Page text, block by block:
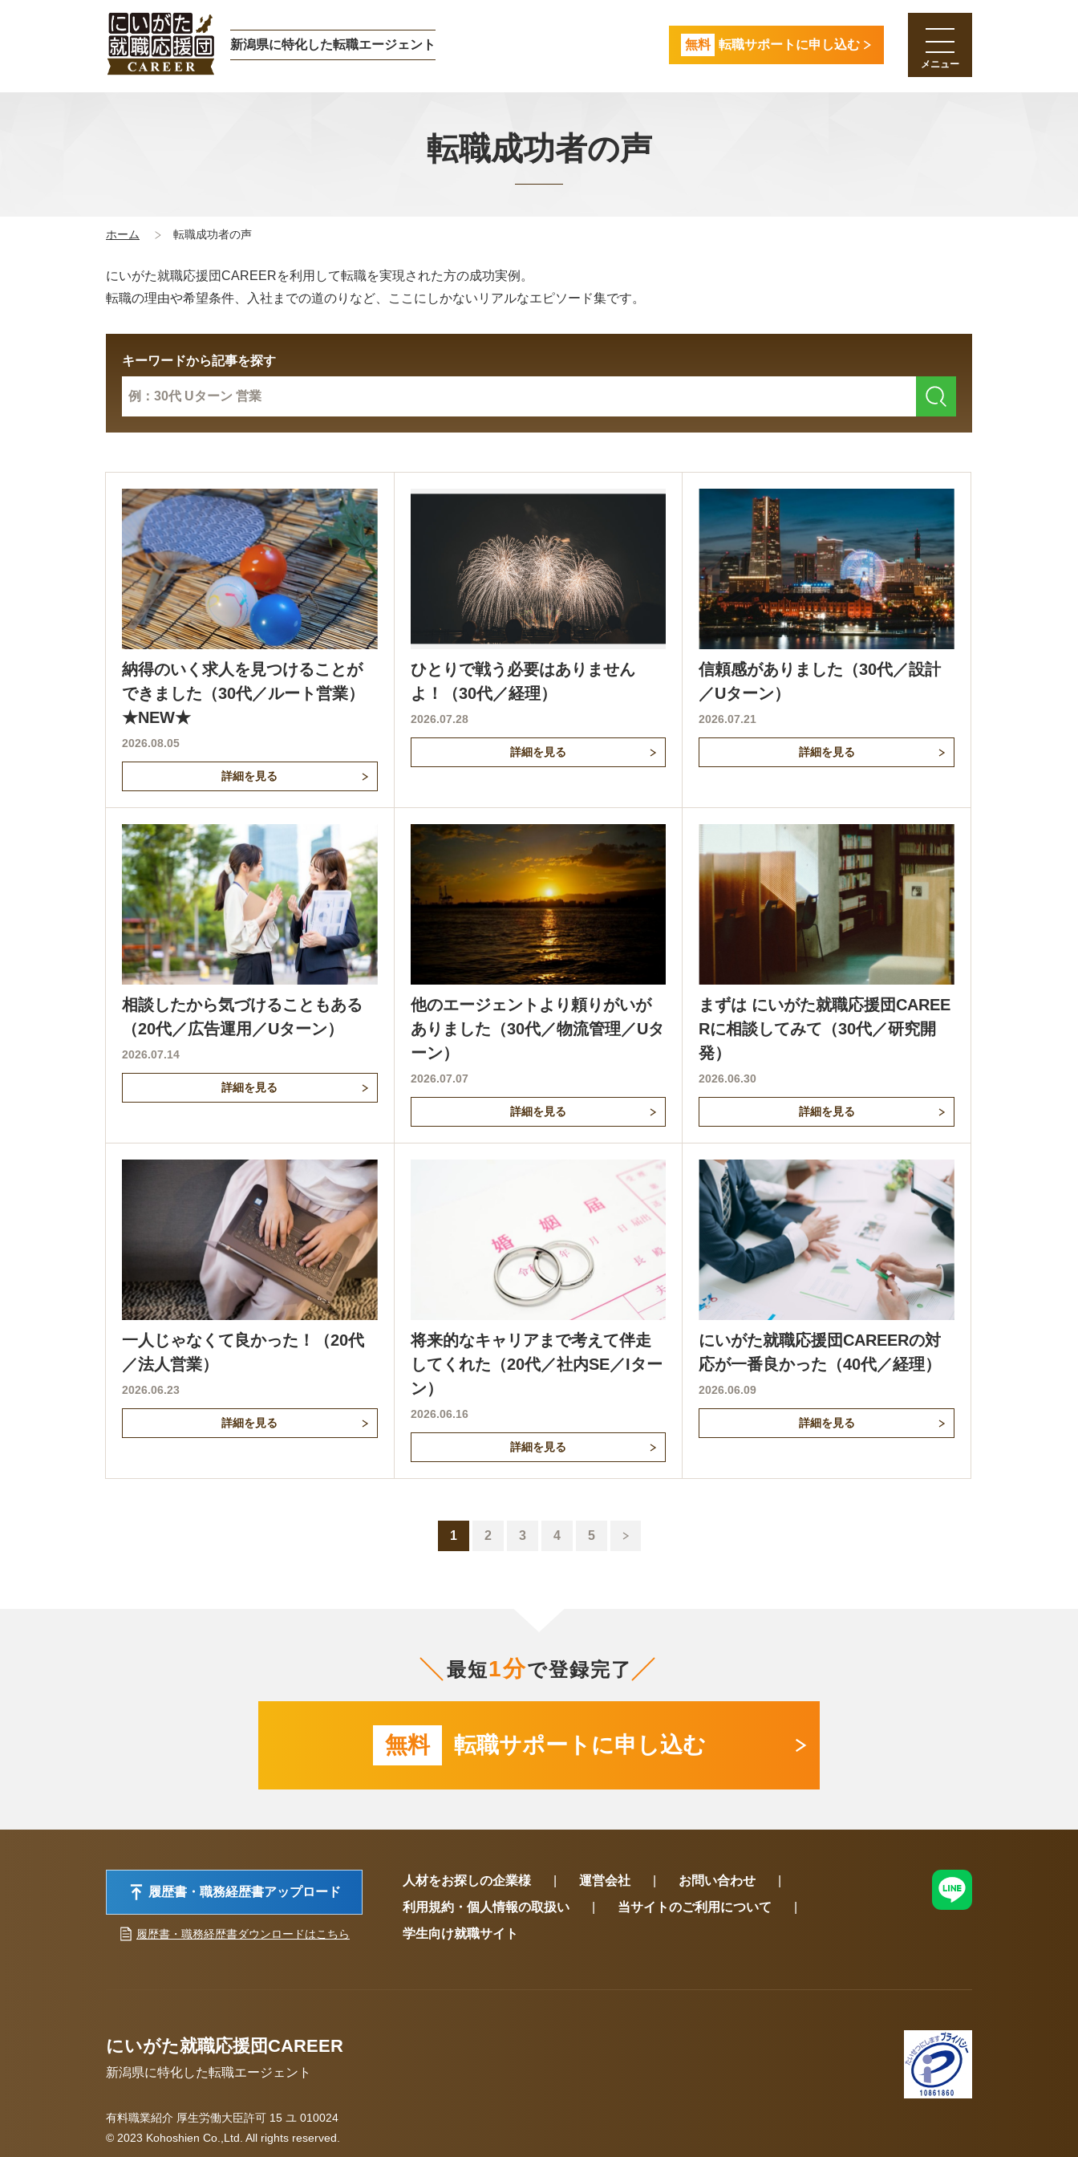
新潟県に特化した転職エージェント 無料 転職サポートに申し込む
転職成功者の声
ホーム 転職成功者の声
にいがた就職応援団CAREERを利用して転職を実現された方の成功実例。
転職の理由や希望条件、入社までの道のりなど、ここにしかないリアルなエピソード集です。
キーワードから記事を探す
納得のいく求人を見つけることが
できました（30代／ルート営業）
★NEW★
2026.08.05
詳細を見る
ひとりで戦う必要はありません
よ！（30代／経理）
2026.07.28
詳細を見る
信頼感がありました（30代／設計
／Uターン）
2026.07.21
詳細を見る
相談したから気づけることもある
（20代／広告運用／Uターン）
2026.07.14
詳細を見る
他のエージェントより頼りがいが
ありました（30代／物流管理／Uタ
ーン）
2026.07.07
詳細を見る
まずは にいがた就職応援団CAREE
Rに相談してみて（30代／研究開
発）
2026.06.30
詳細を見る
一人じゃなくて良かった！（20代
／法人営業）
2026.06.23
詳細を見る
将来的なキャリアまで考えて伴走
してくれた（20代／社内SE／Iター
ン）
2026.06.16
詳細を見る
にいがた就職応援団CAREERの対
応が一番良かった（40代／経理）
2026.06.09
詳細を見る
1 2 3 4 5
最短1分で登録完了
無料 転職サポートに申し込む
履歴書・職務経歴書アップロード
履歴書・職務経歴書ダウンロードはこちら
人材をお探しの企業様 運営会社
お問い合わせ
利用規約・個人情報の取扱い
当サイトのご利用について
学生向け就職サイト
にいがた就職応援団CAREER
新潟県に特化した転職エージェント
有料職業紹介 厚生労働大臣許可 15 ユ 010024
© 2023 Kohoshien Co.,Ltd. All rights reserved.